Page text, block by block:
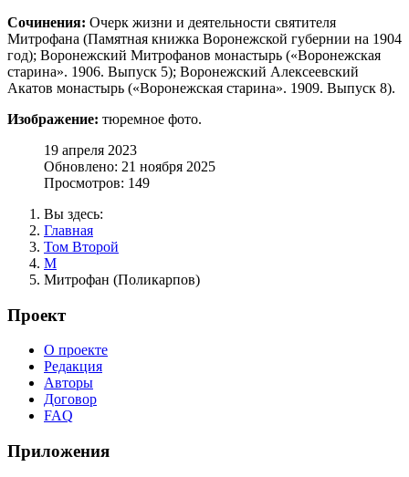
Сочинения: Очерк жизни и деятельности святителя
Митрофана (Памятная книжка Воронежской губернии на 1904
год); Воронежский Митрофанов монастырь («Воронежская
старина». 1906. Выпуск 5); Воронежский Алексеевский
Акатов монастырь («Воронежская старина». 1909. Выпуск 8).
Изображение: тюремное фото.
19 апреля 2023
Обновлено: 21 ноября 2025
Просмотров: 149
Вы здесь:
Главная
Том Второй
М
Митрофан (Поликарпов)
Проект
О проекте
Редакция
Авторы
Договор
FAQ
Приложения